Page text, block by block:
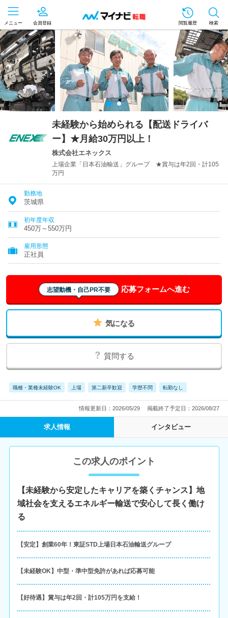
メニュー 会員登録 閲覧履歴 検索
未経験から始められる【配送ドライバ
ー】★月給30万円以上！
株式会社エネックス
上場企業「日本石油輸送」グループ ★賞与は年2回・計105
万円
勤務地
茨城県
初年度年収
450万～550万円
雇用形態
正社員
志望動機・自己PR不要 応募フォームへ進む
気になる
質問する
職種・業種未経験OK 上場 第二新卒歓迎 学歴不問 転勤なし
情報更新日：2026/05/29 掲載終了予定日：2026/08/27
求人情報 インタビュー
この求人のポイント
【未経験から安定したキャリアを築くチャンス】地
域社会を支えるエネルギー輸送で安心して長く働け
る
【安定】創業60年！東証STD上場日本石油輸送グループ
【未経験OK】中型・準中型免許があれば応募可能
【好待遇】賞与は年2回・計105万円を支給！